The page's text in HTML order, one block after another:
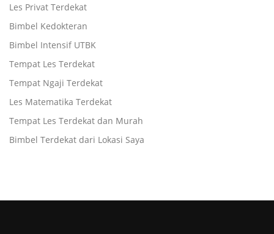
Les Privat Terdekat
Bimbel Kedokteran
Bimbel Intensif UTBK
Tempat Les Terdekat
Tempat Ngaji Terdekat
Les Matematika Terdekat
Tempat Les Terdekat dan Murah
Bimbel Terdekat dari Lokasi Saya